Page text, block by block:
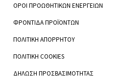
ΟΡΟΙ ΠΡΟΩΘΗΤΙΚΩΝ ΕΝΕΡΓΕΙΩΝ
ΦΡΟΝΤΙΔΑ ΠΡΟΪΟΝΤΩΝ
ΠΟΛΙΤΙΚΗ ΑΠΟΡΡΗΤΟΥ
ΠΟΛΙΤΙΚΗ COOKIES
ΔΗΛΩΣΗ ΠΡΟΣΒΑΣΙΜΟΤΗΤΑΣ